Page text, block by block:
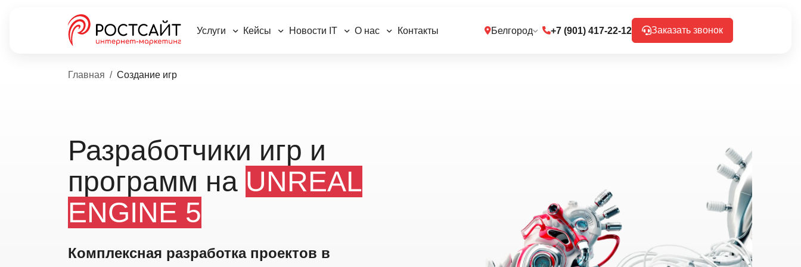
Услуги Кейсы Новости IT О нас Контакты Белгород +7 (901) 417-22-12 Заказать звонок
Главная Создание игр
Разработчики игр и
программ на UNREAL
ENGINE 5
Комплексная разработка проектов в